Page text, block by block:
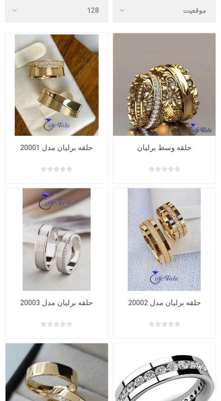
حلقه وسط برلیان حلقه برلیان مدل 20001
حلقه برلیان مدل 20002 حلقه برلیان مدل 20003